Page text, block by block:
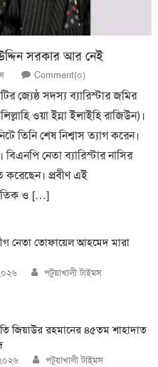
সরকার আর নেই
Comment(০)
জ্যেষ্ঠ সদস্য ব্যারিস্টার জমির
ওয়া ইন্না ইলাইহি রাজিউন)।
তিনি শেষ নিশ্বাস ত্যাগ করেন।
নেতা ব্যারিস্টার নাসির
করেছেন। প্রবীণ এই
ও […]
নেতা তোফায়েল আহমেদ মারা
Author
পটুয়াখালী টাইমস
জিয়াউর রহমানের ৪৫তম শাহাদাত
Author
পটুয়াখালী টাইমস